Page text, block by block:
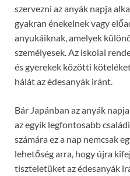
szervezni az anyák napja
gyakran énekelnek vagy
anyukáiknak, amelyek
személyesek. Az iskolai
és gyerekek közötti
hálát az édesanyák iránt.
Bár Japánban az anyák
az egyik legfontosabb
számára ez a nap nemcsak
lehetőség arra, hogy újra
tiszteletüket az édesanyák